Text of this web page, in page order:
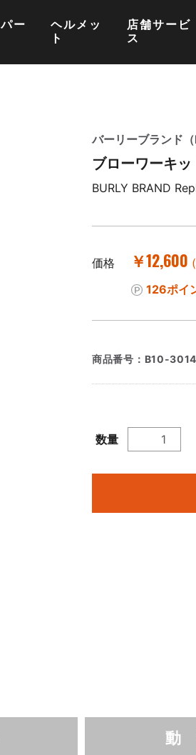
ー
ヘルメッ
ト
店舗サービ
ス
バーリーブランド
ブローワーキ
BURLY BRAND
価格 ￥12,600
126ポイ
商品番号： B10-
数量
動